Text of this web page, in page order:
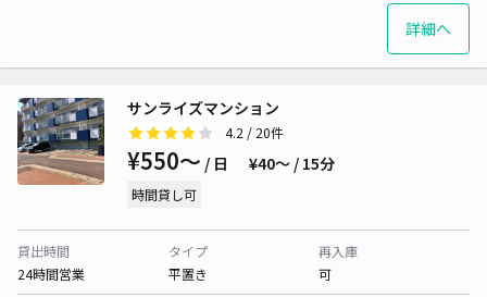
詳細へ
サンライズマンション
4.2 / 20件
¥550〜 / 日 ¥40〜 / 15分
時間貸し可
貸出時間
24時間営業
タイプ
平置き
再入庫
可